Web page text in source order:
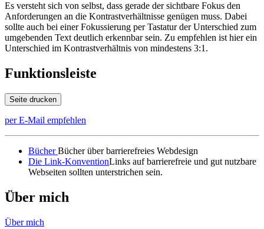
Es versteht sich von selbst, dass gerade der sichtbare Fokus den
Anforderungen an die Kontrastverhältnisse genügen muss. Dabei
sollte auch bei einer Fokussierung per Tastatur der Unterschied zum
umgebenden Text deutlich erkennbar sein. Zu empfehlen ist hier ein
Unterschied im Kontrastverhältnis von mindestens 3:1.
Funktionsleiste
Seite drucken
per E-Mail empfehlen
BücherBücher über barrierefreies Webdesign
Die Link-KonventionLinks auf barrierefreie und gut nutzbare
Webseiten sollten unterstrichen sein.
Über mich
Über mich